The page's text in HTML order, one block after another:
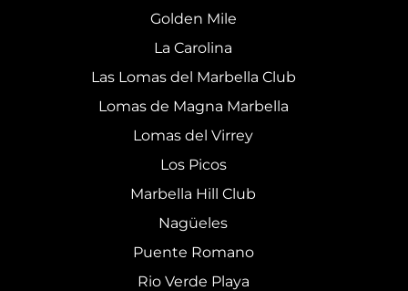
Golden Mile
La Carolina
Las Lomas del Marbella Club
Lomas de Magna Marbella
Lomas del Virrey
Los Picos
Marbella Hill Club
Nagüeles
Puente Romano
Rio Verde Playa